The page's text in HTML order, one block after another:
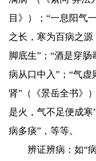
目》）；“一息阳气
之长，寒为百病之源
脚底生”；“酒是穿肠
病从口中入”；“气虚
肾”（《景岳全书》
是火，气不足便成寒
病多痰”，等等。
辨证辨病：如“